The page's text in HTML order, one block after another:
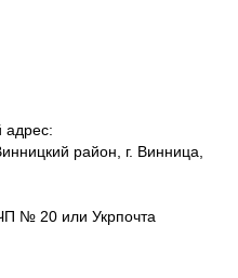
адрес:
район, г. Винница,
№ 20 или Укрпочта